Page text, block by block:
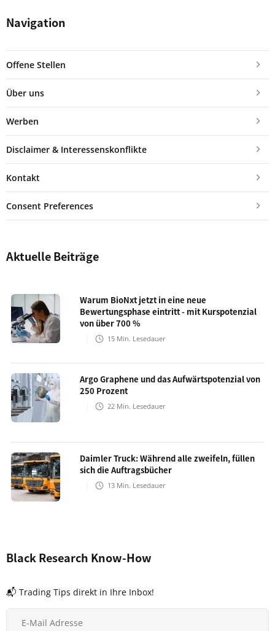
Navigation
Offene Stellen
Über uns
Werben
Disclaimer & Interessenskonflikte
Kontakt
Consent Preferences
Aktuelle Beiträge
Warum BioNxt jetzt in eine neue
Bewertungsphase eintritt - mit Kurspotenzial
von über 700 %
15 Min. Lesedauer
Argo Graphene und das Aufwärtspotenzial von
250 Prozent
22 Min. Lesedauer
Daimler Truck: Während alle zweifeln, füllen
sich die Auftragsbücher
13 Min. Lesedauer
Black Research Know-How
📬 Trading Tips direkt in Ihre Inbox!